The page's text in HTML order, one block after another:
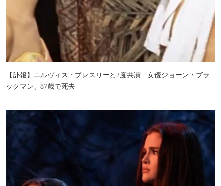
【訃報】エルヴィス・プレスリーと2度共演 女優ジョーン・ブラ
ックマン、87歳で死去